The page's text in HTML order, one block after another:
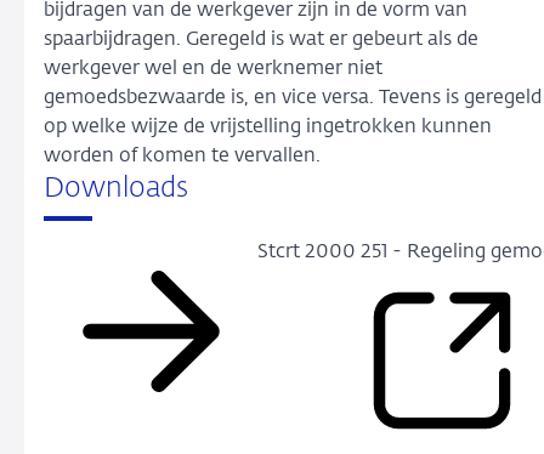
bijdragen van de werkgever zijn in de vorm van
spaarbijdragen. Geregeld is wat er gebeurt als de
werkgever wel en de werknemer niet
gemoedsbezwaarde is, en vice versa. Tevens is geregeld
op welke wijze de vrijstelling ingetrokken kunnen
worden of komen te vervallen.
Downloads
Stcrt 2000 251 - Regeling